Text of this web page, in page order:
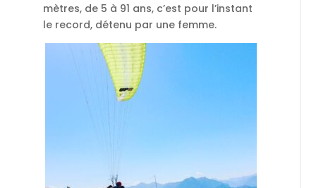
mètres, de 5 à 91 ans, c’est pour l’instant
le record, détenu par une femme.